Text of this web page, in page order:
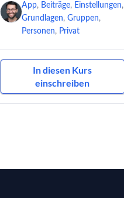
App, Beiträge, Einstellungen,
Grundlagen, Gruppen,
Personen, Privat
In diesen Kurs
einschreiben